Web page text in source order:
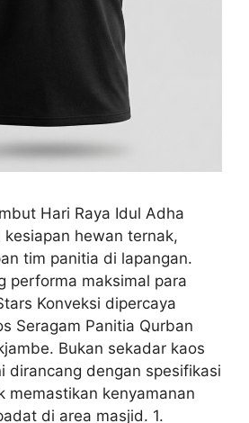
Hari Raya Idul Adha
hewan ternak,
tim panitia di lapangan.
performa maksimal para
Konveksi dipercaya
Seragam Panitia Qurban
Bukan sekadar kaos
dirancang dengan spesifikasi
memastikan kenyamanan
di area masjid. 1.